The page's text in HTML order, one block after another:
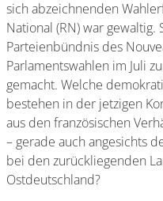
sich abzeichnenden
National (RN) war gewaltig.
Parteienbündnis des
Parlamentswahlen im Juli
gemacht. Welche
bestehen in der jetzigen
aus den französischen
– gerade auch angesichts
bei den zurückliegenden
Ostdeutschland?